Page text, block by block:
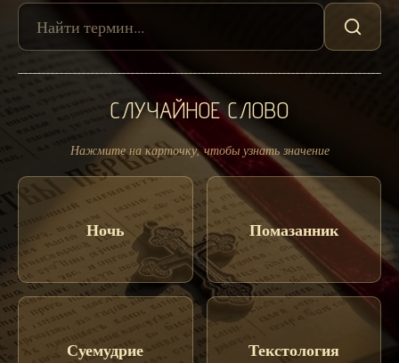
СЛУЧАЙНОЕ СЛОВО
Нажмите на карточку, чтобы узнать значение
Ночь Помазанник
Суемудрие Текстология